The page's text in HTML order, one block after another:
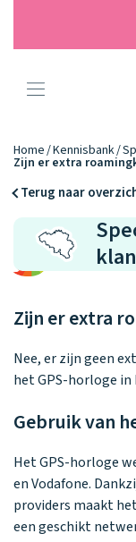
Producten
Onze gps
horloges
Connect
YOU
Connect
NEXT UP
Horloges
vergelijken
Tweedekans
horloges
Ontdek alle
horloges
Hoe werkt
het?
Ontdek hoe
het werkt
Zo werken het
one2track-app
Blogs
Ons verhaal
Werken bij
Home Kennisbank
Zijn er extra
Terug naar
Zijn er extra
Nee, er zijn geen
het GPS-horloge in
Gebruik van
Het GPS-horloge
en Vodafone.
providers maakt
een geschikt